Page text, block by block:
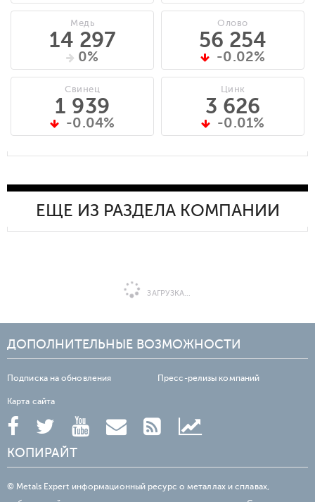
Медь
14 297
0%
Свинец
1 939
-0.04%
Олово
56 254
-0.02%
Цинк
3 626
-0.01%
ЕЩЕ ИЗ РАЗДЕЛА КОМПАНИИ
ЗАГРУЗКА...
ДОПОЛНИТЕЛЬНЫЕ ВОЗМОЖНОСТИ
Подписка на обновления Пресс-релизы компаний
Карта сайта
КОПИРАЙТ
© Metals Expert информационный ресурс о металлах и сплавах,